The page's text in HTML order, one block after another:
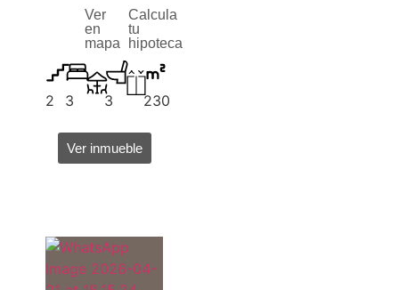
Ver
en
mapa
Calcula
tu
hipoteca
2 3 3 230
Ver inmueble